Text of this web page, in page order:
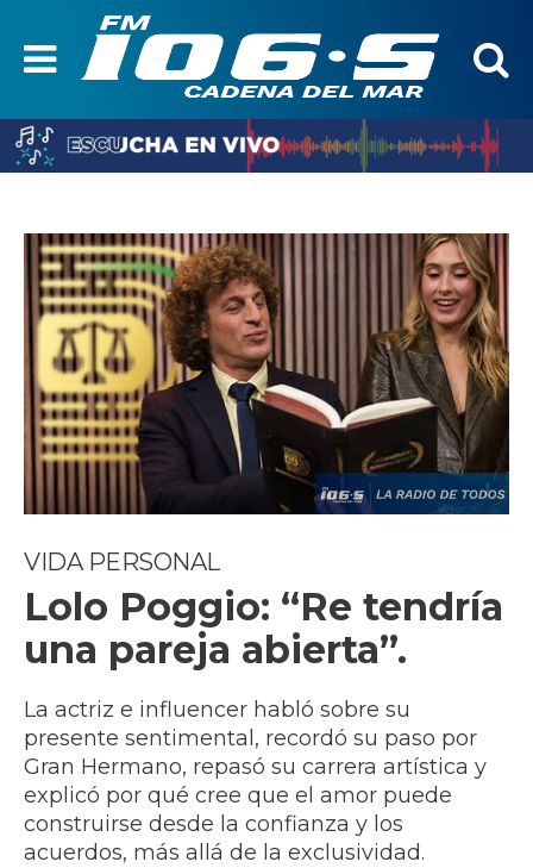
VIDA PERSONAL
Lolo Poggio: “Re tendría
una pareja abierta”.
La actriz e influencer habló sobre su
presente sentimental, recordó su paso por
Gran Hermano, repasó su carrera artística y
explicó por qué cree que el amor puede
construirse desde la confianza y los
acuerdos, más allá de la exclusividad.